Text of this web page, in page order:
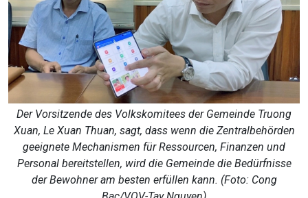
Der Vorsitzende des Volkskomitees der Gemeinde Truong
Xuan, Le Xuan Thuan, sagt, dass wenn die Zentralbehörden
geeignete Mechanismen für Ressourcen, Finanzen und
Personal bereitstellen, wird die Gemeinde die Bedürfnisse
der Bewohner am besten erfüllen kann. (Foto: Cong